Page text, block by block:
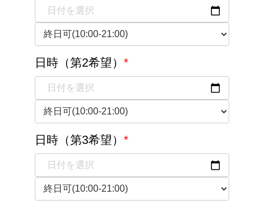
日時（第2希望）*
日時（第3希望）*